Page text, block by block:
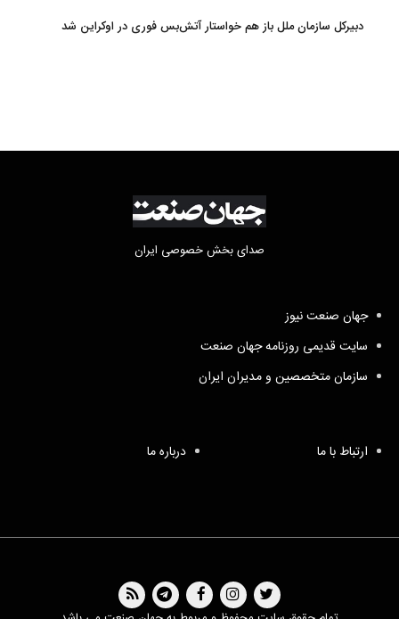
دبیرکل سازمان ملل باز هم خواستار آتش‌بس فوری در اوکراین شد
صدای بخش خصوصی ایران
جهان صنعت نیوز
سایت قدیمی روزنامه جهان صنعت
سازمان متخصصین و مدیران ایران
ارتباط با ما درباره ما